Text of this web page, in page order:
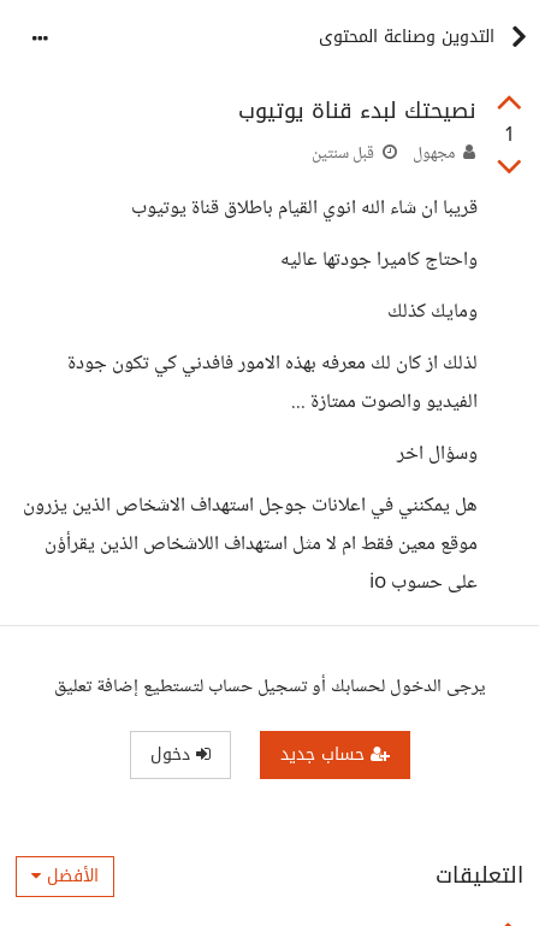
التدوين وصناعة المحتوى
1
نصيحتك لبدء قناة يوتيوب
مجهول قبل سنتين
قريبا ان شاء الله انوي القيام باطلاق قناة يوتيوب
واحتاج كاميرا جودتها عاليه
ومايك كذلك
لذلك از كان لك معرفه بهذه الامور فافدني كي تكون جودة
الفيديو والصوت ممتازة ...
وسؤال اخر
هل يمكنني في اعلانات جوجل استهداف الاشخاص الذين يزرون
موقع معين فقط ام لا مثل استهداف اللاشخاص الذين يقرأؤن
على حسوب io
يرجى الدخول لحسابك أو تسجيل حساب لتستطيع إضافة تعليق
حساب جديد دخول
التعليقات الأفضل